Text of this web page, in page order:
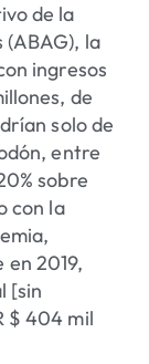
de la
la
ingresos
de
solo de
entre
sobre
con la
en 2019,
[sin
$ 404 mil